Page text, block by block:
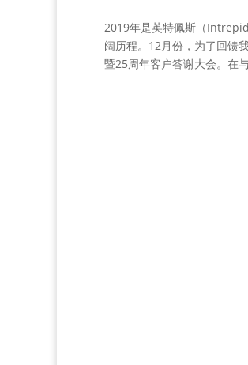
2019年是英特佩斯（
阔历程。12月份，为了回馈
暨25周年客户答谢大会。在